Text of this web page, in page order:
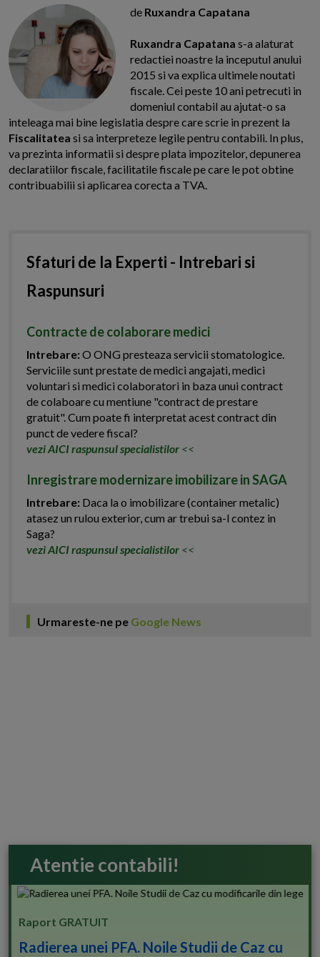
de Ruxandra Capatana
Ruxandra Capatana s-a alaturat
redactiei noastre la inceputul anului
2015 si va explica ultimele noutati
fiscale. Cei peste 10 ani petrecuti in
domeniul contabil au ajutat-o sa
inteleaga mai bine legislatia despre care scrie in prezent la
Fiscalitatea si sa interpreteze legile pentru contabili. In plus,
va prezinta informatii si despre plata impozitelor, depunerea
declaratiilor fiscale, facilitatile fiscale pe care le pot obtine
contribuabilii si aplicarea corecta a TVA.
Sfaturi de la Experti - Intrebari si
Raspunsuri
Contracte de colaborare medici
Intrebare:O ONG presteaza servicii stomatologice.
Serviciile sunt prestate de medici angajati, medici
voluntari si medici colaboratori in baza unui contract
de colaboare cu mentiune "contract de prestare
gratuit". Cum poate fi interpretat acest contract din
punct de vedere fiscal?
vezi AICI raspunsul specialistilor <<
Inregistrare modernizare imobilizare in SAGA
Intrebare: Daca la o imobilizare (container metalic)
atasez un rulou exterior, cum ar trebui sa-l contez in
Saga?
vezi AICI raspunsul specialistilor <<
Urmareste-ne pe Google News
Atentie contabili!
Raport GRATUIT
Radierea unei PFA. Noile Studii de Caz cu